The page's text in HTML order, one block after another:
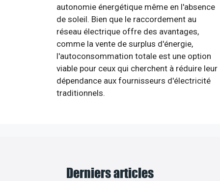
autonomie énergétique même en l'absence
de soleil. Bien que le raccordement au
réseau électrique offre des avantages,
comme la vente de surplus d'énergie,
l'autoconsommation totale est une option
viable pour ceux qui cherchent à réduire leur
dépendance aux fournisseurs d'électricité
traditionnels.
Derniers articles